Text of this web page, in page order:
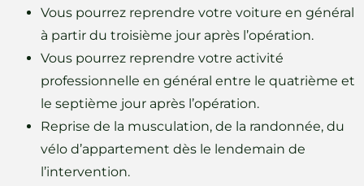
Vous pourrez reprendre votre voiture en général
à partir du troisième jour après l’opération.
Vous pourrez reprendre votre activité
professionnelle en général entre le quatrième et
le septième jour après l’opération.
Reprise de la musculation, de la randonnée, du
vélo d’appartement dès le lendemain de
l’intervention.